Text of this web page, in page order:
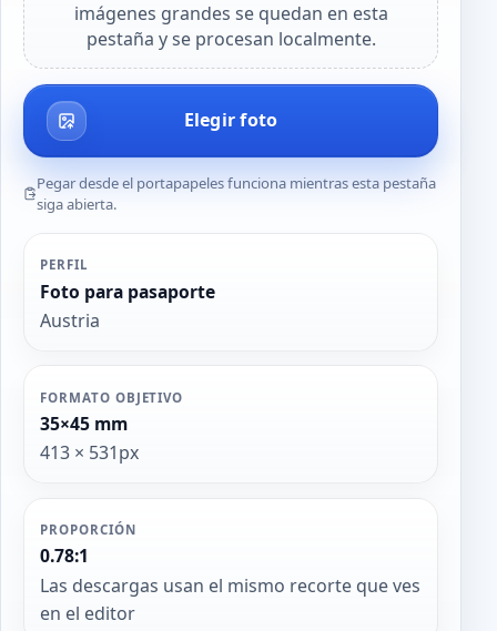
imágenes grandes se quedan en esta
pestaña y se procesan localmente.
Elegir foto
Pegar desde el portapapeles funciona mientras esta pestaña
siga abierta.
PERFIL
Foto para pasaporte
Austria
FORMATO OBJETIVO
35×45 mm
413 × 531px
PROPORCIÓN
0.78:1
Las descargas usan el mismo recorte que ves
en el editor